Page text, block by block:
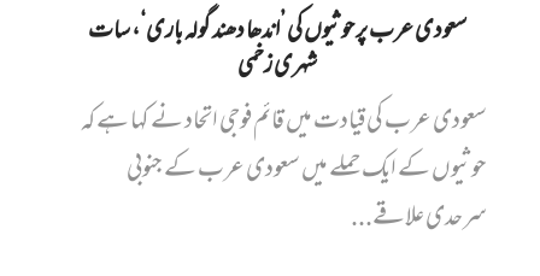
سعودی عرب پر حوثیوں کی ’اندھا دھند گولہ باری‘، سات
شہری زخمی
سعودی عرب کی قیادت میں قائم فوجی اتحاد نے کہا ہے کہ
حوثیوں کے ایک حملے میں سعودی عرب کے جنوبی
سرحدی علاقے...